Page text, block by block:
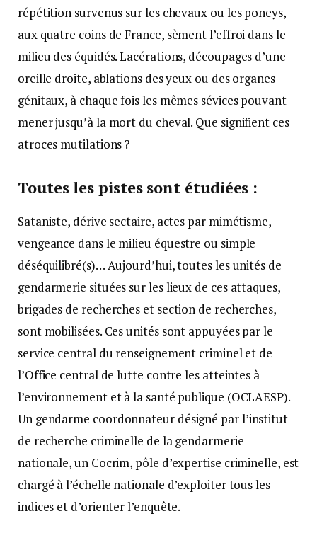
répétition survenus sur les chevaux ou les poneys,
aux quatre coins de France, sèment l’effroi dans le
milieu des équidés. Lacérations, découpages d’une
oreille droite, ablations des yeux ou des organes
génitaux, à chaque fois les mêmes sévices pouvant
mener jusqu’à la mort du cheval. Que signifient ces
atroces mutilations ?
Toutes les pistes sont étudiées :
Sataniste, dérive sectaire, actes par mimétisme,
vengeance dans le milieu équestre ou simple
déséquilibré(s)… Aujourd’hui, toutes les unités de
gendarmerie situées sur les lieux de ces attaques,
brigades de recherches et section de recherches,
sont mobilisées. Ces unités sont appuyées par le
service central du renseignement criminel et de
l’Office central de lutte contre les atteintes à
l’environnement et à la santé publique (OCLAESP).
Un gendarme coordonnateur désigné par l’institut
de recherche criminelle de la gendarmerie
nationale, un Cocrim, pôle d’expertise criminelle, est
chargé à l’échelle nationale d’exploiter tous les
indices et d’orienter l’enquête.